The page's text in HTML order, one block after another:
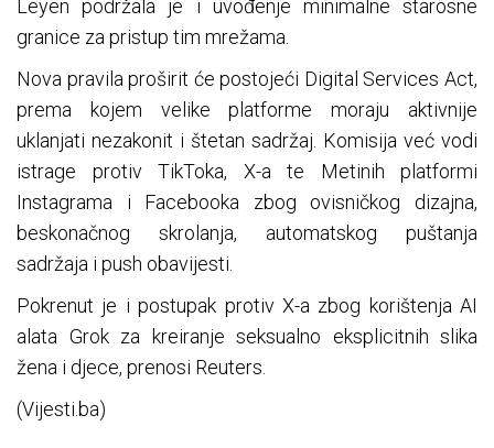
Leyen podržala je i uvođenje minimalne starosne
granice za pristup tim mrežama.
Nova pravila proširit će postojeći Digital Services Act,
prema kojem velike platforme moraju aktivnije
uklanjati nezakonit i štetan sadržaj. Komisija već vodi
istrage protiv TikToka, X-a te Metinih platformi
Instagrama i Facebooka zbog ovisničkog dizajna,
beskonačnog skrolanja, automatskog puštanja
sadržaja i push obavijesti.
Pokrenut je i postupak protiv X-a zbog korištenja AI
alata Grok za kreiranje seksualno eksplicitnih slika
žena i djece, prenosi Reuters.
(Vijesti.ba)